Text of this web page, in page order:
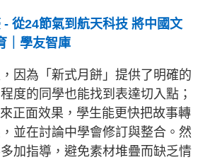
- 從24節氣到航天科技 將中國文
｜學友智庫
因為「新式月餅」提供了明確的
度的同學也能找到表達切入點；
正面效果，學生能更快把故事轉
並在討論中學會修訂與整合。然
加指導，避免素材堆疊而缺乏情